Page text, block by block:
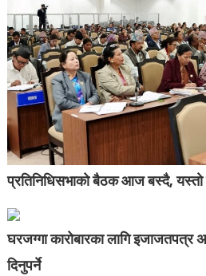
प्रतिनिधिसभाको बैठक आज बस्दै, यस्तो
घरजग्गा कारोबारका लागि इजाजतपत्र
दिनुपर्ने